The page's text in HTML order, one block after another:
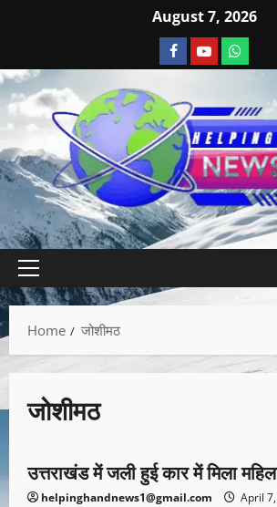
August 7, 2026
Home जोशीमठ
जोशीमठ
1 minute read
उत्तराखण्ड
उत्तराखंड में जली हुई कार में मिला
helpinghandnews1@gmail.com April